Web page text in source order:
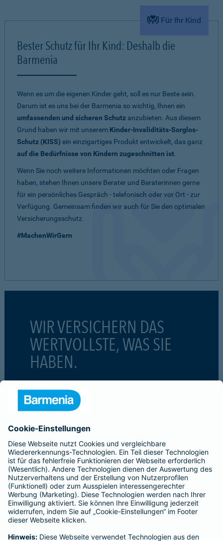
Für Ihr Kind
Bester Schutz für Ihr Kind: Deshalb die
Barmenia
Wenn es um die eigenen Kinder geht, soll es nur Beste sein.
Darum ist es uns bei der Barmenia so wichtig, Ihnen ein
umfassenden und sicheren Schutz anzubieten. Aus diesem
Grund haben wir mit unserem Kinder-Invaliditäts-Sorglos-
Schutz (KISS) ein einzigartiges Produkt entwickelt, das ganz
auf die Bedürfnisse von Kindern zugeschnitten ist.
Wenn Sie noch weitere Informationen möchten oder Fragen
haben, stehen Ihnen unsere Berater und Beraterinnen gerne
für ein persönliches Gespräch - telefonisch oder vor Ort - zur
Verfügung. Gemeinsam finden wir auch für Sie den optimalen
Versicherungsschutz.
#MachenWirGern
WIR VERSICHERN DAS
WERTVOLLSTE, WAS SIE
HABEN.
#MachenWirGern
ÜBER BARMENIA
Kontakt
Karriere
Presse